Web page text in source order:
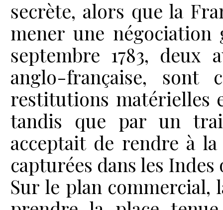
secrète, alors que la
mener une négociation
septembre 1783, deux
anglo-française, sont
restitutions matérielles
tandis que par un
acceptait de rendre à la
capturées dans les
Sur le plan commercial,